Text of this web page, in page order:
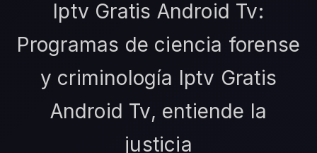
Iptv Gratis Android Tv:
Programas de ciencia forense
y criminología Iptv Gratis
Android Tv, entiende la
justicia